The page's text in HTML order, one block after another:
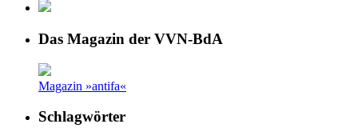
Das Magazin der VVN-BdA
Magazin »antifa«
Schlagwörter